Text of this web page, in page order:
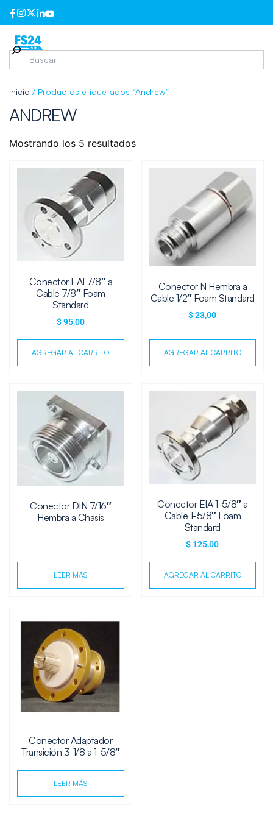
Inicio / Productos etiquetados “Andrew”
ANDREW
Mostrando los 5 resultados
Conector EAI 7/8″ a
Cable 7/8″ Foam
Standard
$95,00
AGREGAR AL CARRITO
Conector N Hembra a
Cable 1/2″ Foam Standard
$23,00
AGREGAR AL CARRITO
Conector DIN 7/16″
Hembra a Chasis
LEER MÁS
Conector EIA 1-5/8″ a
Cable 1-5/8″ Foam
Standard
$ 125,00
AGREGAR AL CARRITO
Conector Adaptador
Transición 3-1/8 a 1-5/8″
LEER MÁS